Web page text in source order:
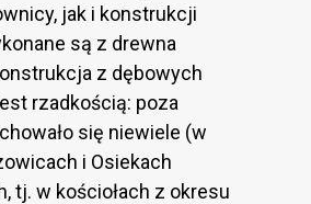
jak i konstrukcji
są z drewna
z dębowych
rzadkością: poza
się niewiele (w
i Osiekach
tj. w kościołach z okresu